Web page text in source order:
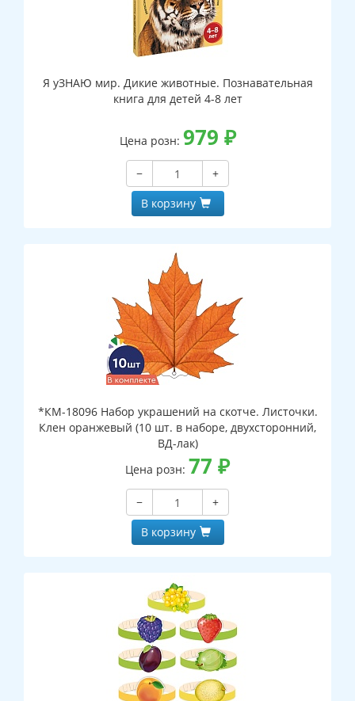
Я уЗНАЮ мир. Дикие животные. Познавательная
книга для детей 4-8 лет
Цена розн: 979 ₽
−
+
В корзину
*КМ-18096 Набор украшений на скотче. Листочки.
Клен оранжевый (10 шт. в наборе, двухсторонний,
ВД-лак)
Цена розн: 77 ₽
−
+
В корзину